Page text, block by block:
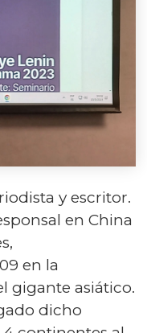
y escritor.
en China
en la
gigante asiático.
dicho